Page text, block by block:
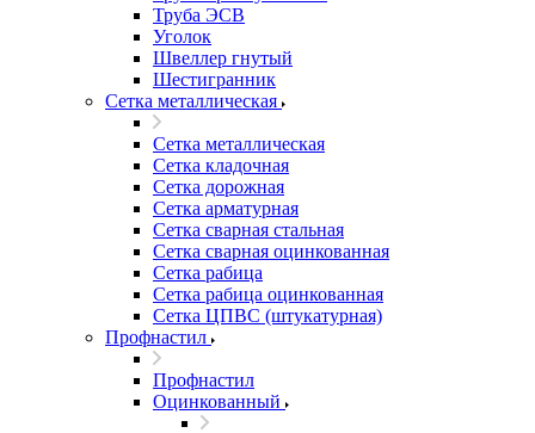
Труба ЭСВ
Уголок
Швеллер гнутый
Шестигранник
Сетка металлическая
Сетка металлическая
Сетка кладочная
Сетка дорожная
Сетка арматурная
Сетка сварная стальная
Сетка сварная оцинкованная
Сетка рабица
Сетка рабица оцинкованная
Сетка ЦПВС (штукатурная)
Профнастил
Профнастил
Оцинкованный